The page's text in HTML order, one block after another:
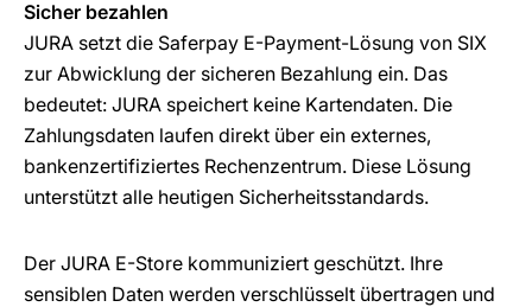
Sicher bezahlen
JURA setzt die Saferpay E-Payment-Lösung von SIX
zur Abwicklung der sicheren Bezahlung ein. Das
bedeutet: JURA speichert keine Kartendaten. Die
Zahlungsdaten laufen direkt über ein externes,
bankenzertifiziertes Rechenzentrum. Diese Lösung
unterstützt alle heutigen Sicherheitsstandards.
Der JURA E-Store kommuniziert geschützt. Ihre
sensiblen Daten werden verschlüsselt übertragen und